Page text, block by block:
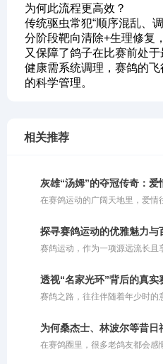
为何此流程更高效？
传统驱虫常犯“顺序混乱、
分阶段靶向清除+生理修复
又保障了鸽子在比赛前处
健康需系统调理，赛鸽的
的科学管理。
相关推荐
灰雄“汤姆”的夺冠传奇：
在赛鸽运动的广阔天地里，爱情
而对于赛鸽来说，爱情恰恰是它
擎。在比利时鸽界备受推崇的“
深深的眷恋，被巧妙地转化为了
探寻赛鸽运动的优雅魅力与
赛鸽运动，作为一项源远流长且
发力定胜负，而是对鸽子与生俱
向感的深度考量。同时，它也是
综合较量，完美诠释了人与自然
力、智慧与团队协作于一体的优
透视“名家光环”背后的真实
赛鸽之路，往往伴随着年少时的
袭，甚至从月薪五千的普通人摇
板。这些真实的成功案例，无疑
而，随着赛鸽运动的商业化，圈
为何桑杰士、林波尔等昔日
在赛鸽圈里，很多老鸽友都会感